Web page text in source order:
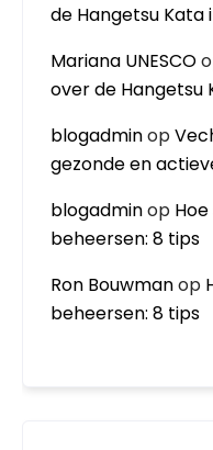
de Hangetsu Kata
Mariana UNESCO
over de Hangetsu
blogadminop
gezonde en
blogadminop
beheersen: 8 tips
Ron Bouwmanop
beheersen: 8 tips